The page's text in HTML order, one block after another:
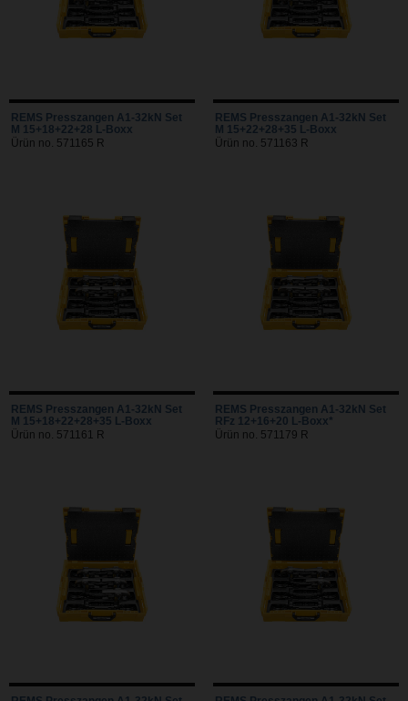
REMS Presszangen A1-32kN Set
M 15+18+22+28 L-Boxx
Ürün no. 571165 R
REMS Presszangen A1-32kN Set
M 15+22+28+35 L-Boxx
Ürün no. 571163 R
REMS Presszangen A1-32kN Set
M 15+18+22+28+35 L-Boxx
Ürün no. 571161 R
REMS Presszangen A1-32kN Set
RFz 12+16+20 L-Boxx*
Ürün no. 571179 R